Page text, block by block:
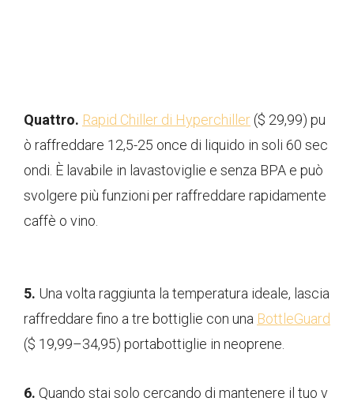
Quattro. Rapid Chiller di Hyperchiller ($ 29,99) pu
ò raffreddare 12,5-25 once di liquido in soli 60 sec
ondi. È lavabile in lavastoviglie e senza BPA e può
svolgere più funzioni per raffreddare rapidamente
caffè o vino.
5. Una volta raggiunta la temperatura ideale, lascia
raffreddare fino a tre bottiglie con una BottleGuard
($ 19,99–34,95) portabottiglie in neoprene.
6. Quando stai solo cercando di mantenere il tuo v